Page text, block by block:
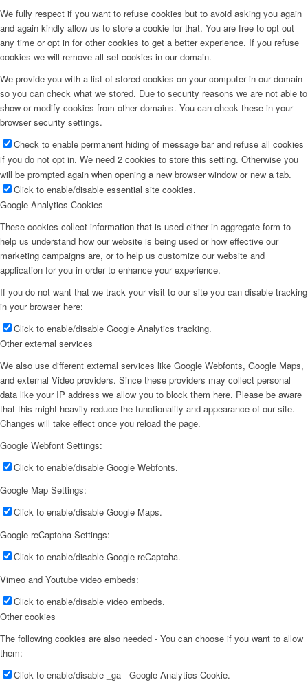
We fully respect if you want to refuse cookies but to avoid asking you again
and again kindly allow us to store a cookie for that. You are free to opt out
any time or opt in for other cookies to get a better experience. If you refuse
cookies we will remove all set cookies in our domain.
We provide you with a list of stored cookies on your computer in our domain
so you can check what we stored. Due to security reasons we are not able to
show or modify cookies from other domains. You can check these in your
browser security settings.
Check to enable permanent hiding of message bar and refuse all cookies
if you do not opt in. We need 2 cookies to store this setting. Otherwise you
will be prompted again when opening a new browser window or new a tab.
Click to enable/disable essential site cookies.
Google Analytics Cookies
These cookies collect information that is used either in aggregate form to
help us understand how our website is being used or how effective our
marketing campaigns are, or to help us customize our website and
application for you in order to enhance your experience.
If you do not want that we track your visit to our site you can disable tracking
in your browser here:
Click to enable/disable Google Analytics tracking.
Other external services
We also use different external services like Google Webfonts, Google Maps,
and external Video providers. Since these providers may collect personal
data like your IP address we allow you to block them here. Please be aware
that this might heavily reduce the functionality and appearance of our site.
Changes will take effect once you reload the page.
Google Webfont Settings:
Click to enable/disable Google Webfonts.
Google Map Settings:
Click to enable/disable Google Maps.
Google reCaptcha Settings:
Click to enable/disable Google reCaptcha.
Vimeo and Youtube video embeds:
Click to enable/disable video embeds.
Other cookies
The following cookies are also needed - You can choose if you want to allow
them:
Click to enable/disable _ga - Google Analytics Cookie.